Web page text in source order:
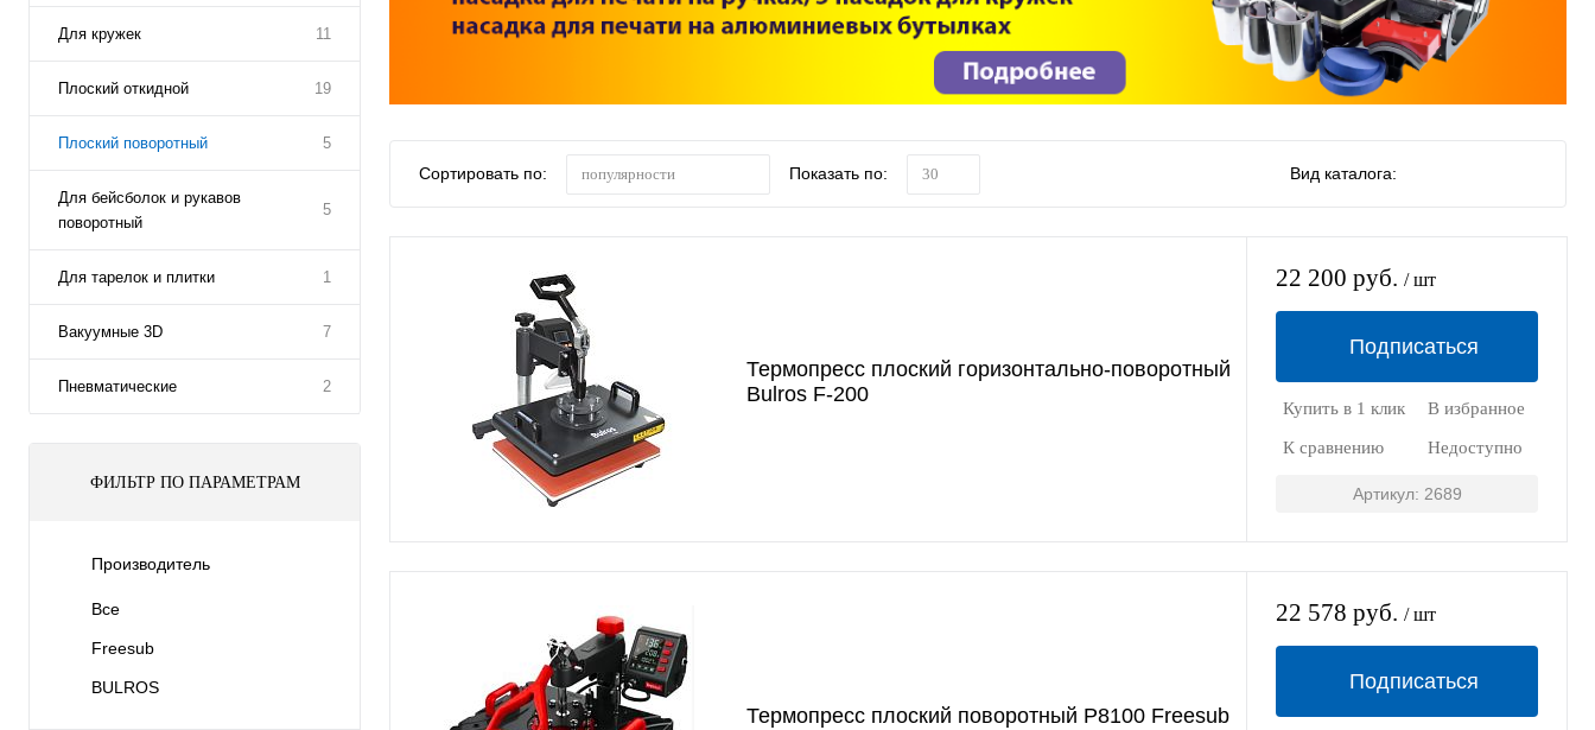
Для кружек 11
Плоский откидной 19
Плоский поворотный 5
Для бейсболок и рукавов
поворотный
5
Для тарелок и плитки 1
Вакуумные 3D 7
Пневматические 2
ФИЛЬТР ПО ПАРАМЕТРАМ
Производитель
Все
Freesub
BULROS
Сортировать по: популярности Показать по: 30 Вид каталога:
Термопресс плоский горизонтально-поворотный
Bulros F-200
22 200 руб. / шт
Подписаться
Купить в 1 клик В избранное
К сравнению Недоступно
Артикул: 2689
Термопресс плоский поворотный P8100 Freesub
22 578 руб. / шт
Подписаться